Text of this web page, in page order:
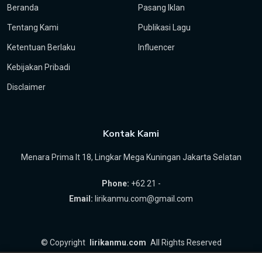
Beranda
Tentang Kami
Ketentuan Berlaku
Kebijakan Pribadi
Disclaimer
Pasang Iklan
Publikasi Lagu
Influencer
Kontak Kami
Menara Prima lt 18, Lingkar Mega Kuningan Jakarta Selatan
Phone: +62 21 -
Email: lirikanmu.com@gmail.com
© Copyright lirikanmu.com All Rights Reserved